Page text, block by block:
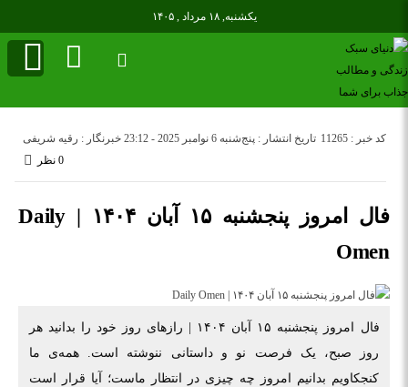
یکشنبه, ۱۸ مرداد , ۱۴۰۵
تاریخ انتشار : پنج‌شنبه 6 نوامبر 2025 - 23:12 خبرنگار : رقیه شریفی
کد خبر : 11265
0 نظر
فال امروز پنجشنبه ۱۵ آبان ۱۴۰۴ | Daily
Omen
فال امروز پنجشنبه ۱۵ آبان ۱۴۰۴ | رازهای روز خود را بدانید هر
روز صبح، یک فرصت نو و داستانی ننوشته است. همه‌ی ما
کنجکاویم بدانیم امروز چه چیزی در انتظار ماست؛ آیا قرار است